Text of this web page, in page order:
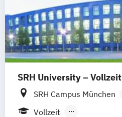
SRH University – Vollzeit
SRH Campus München
SRH Campus Heidelberg
Vollzeit